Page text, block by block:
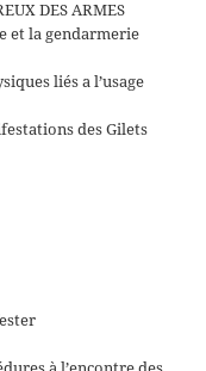
DES ARMES
et la gendarmerie
liés a l’usage
des Gilets